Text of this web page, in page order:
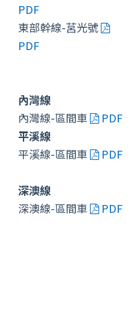
PDF
東部幹線-莒光號
PDF
內灣線
內灣線-區間車
PDF
平溪線
平溪線-區間車
PDF
深澳線
深澳線-區間車
PDF